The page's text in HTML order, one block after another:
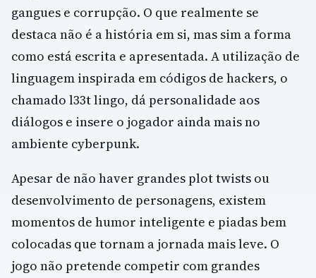
gangues e corrupção. O que realmente se
destaca não é a história em si, mas sim a forma
como está escrita e apresentada. A utilização de
linguagem inspirada em códigos de hackers, o
chamado l33t lingo, dá personalidade aos
diálogos e insere o jogador ainda mais no
ambiente cyberpunk.
Apesar de não haver grandes plot twists ou
desenvolvimento de personagens, existem
momentos de humor inteligente e piadas bem
colocadas que tornam a jornada mais leve. O
jogo não pretende competir com grandes